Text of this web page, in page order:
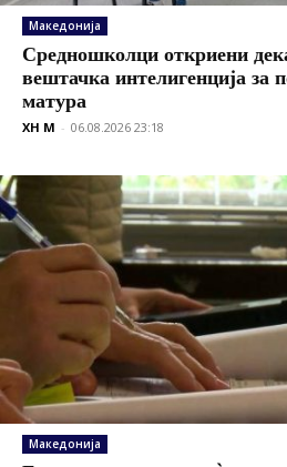
Македонија
Средношколци откриени
вештачка интелигенција за
матура
XH M - 06.08.2026 23:18
Македонија